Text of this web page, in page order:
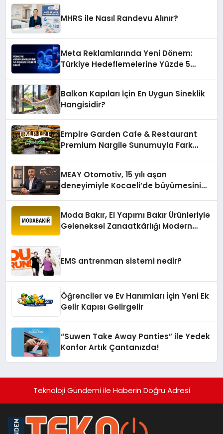
MHRS ile Nasıl Randevu Alınır?
Meta Reklamlarında Yeni Dönem:
Türkiye Hedeflemelerine Yüzde 5
Balkon Kapıları İçin En Uygun Sineklik
Hangisidir?
Empire Garden Cafe & Restaurant
Premium Nargile Sunumuyla Fark
MEAY Otomotiv, 15 yılı aşan
deneyimiyle Kocaeli’de büyümesini
Moda Bakır, El Yapımı Bakır Ürünleriyle
Geleneksel Zanaatkârlığı Modern
EMS antrenman sistemi nedir?
Öğrenciler ve Ev Hanımları İçin Yeni Ek
Gelir Kapısı Gelirgelir
“Suwen Take Away Panties” ile Yedek
Konfor Artık Çantanızda!
Teknoloji Gündemi ile Haberin Doğru Adresi